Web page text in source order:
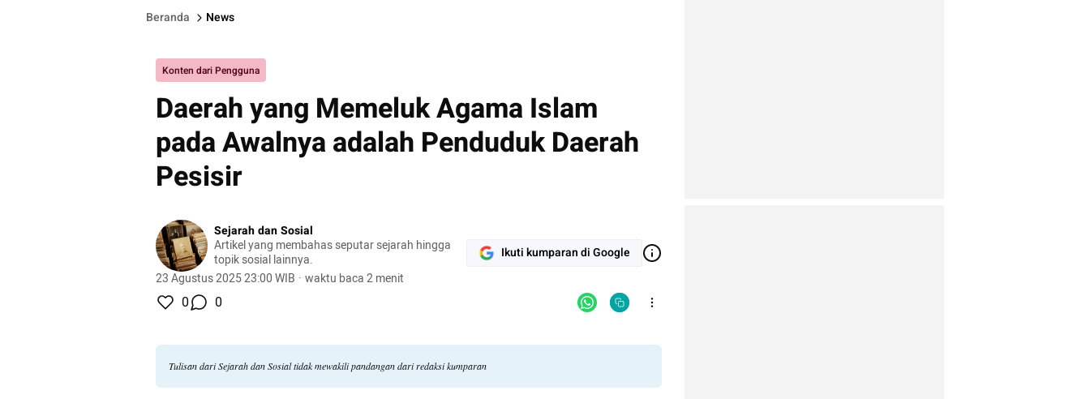
Beranda News
Konten dari Pengguna
Daerah yang Memeluk Agama Islam
pada Awalnya adalah Penduduk Daerah
Pesisir
Sejarah dan Sosial
Artikel yang membahas seputar sejarah hingga
topik sosial lainnya.
23 Agustus 2025 23:00 WIB · waktu baca 2 menit
Ikuti kumparan di Google
0 0
Tulisan dari Sejarah dan Sosial tidak mewakili pandangan dari redaksi kumparan